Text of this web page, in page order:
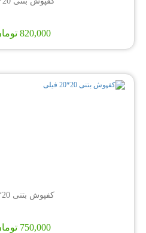
820,000
کفپوش بتنی 20*20 فیلی
750,000